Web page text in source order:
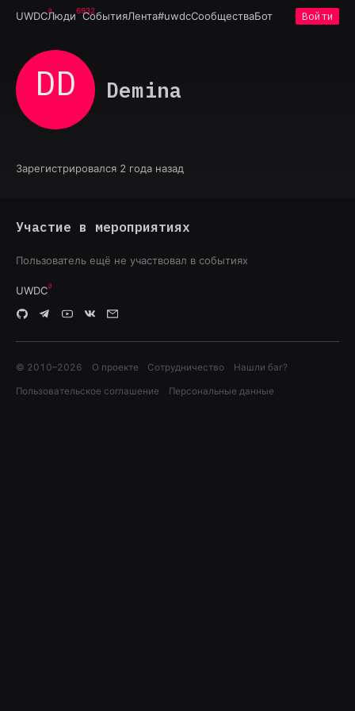
UWDCЛюди6932
СобытияЛента#uwdcСообществаБот Войти
DD Demina
Зарегистрировался 2 года назад
Участие в мероприятиях
Пользователь ещё не участвовал в событиях
UWDC
© 2010–2026 О проекте Сотрудничество Нашли баг?
Пользовательское соглашение Персональные данные